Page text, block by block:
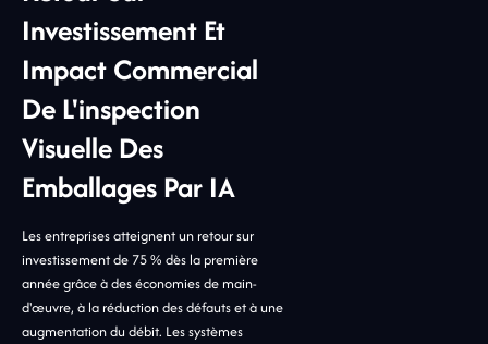
Investissement Et
Impact Commercial
De L'inspection
Visuelle Des
Emballages Par IA
Les entreprises atteignent un retour sur
investissement de 75 % dès la première
année grâce à des économies de main-
d'œuvre, à la réduction des défauts et à une
augmentation du débit. Les systèmes